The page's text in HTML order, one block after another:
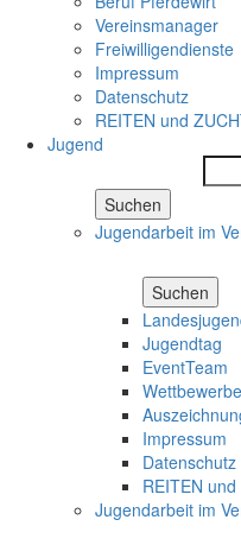
Vereinsmanager
Freiwilligendienste
Impressum
Datenschutz
REITEN und
Jugend
Suchen
Jugendarbeit im
Suchen
Jugendtag
EventTeam
Wettbewerbe
Impressum
Datenschutz
REITEN
Jugendarbeit im